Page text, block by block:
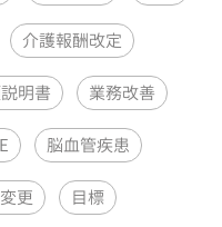
介護報酬改定
明書 業務改善
脳血管疾患
更 目標